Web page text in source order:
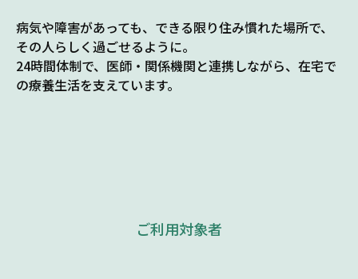
病気や障害があっても、できる限り住み慣れた場所で、
その人らしく過ごせるように。
24時間体制で、医師・関係機関と連携しながら、在宅で
の療養生活を支えています。
ご利用対象者